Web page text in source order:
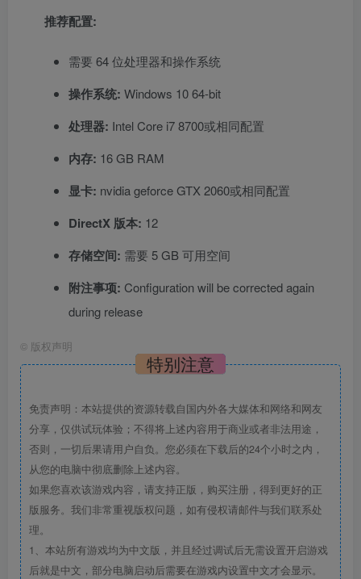
推荐配置:
需要 64 位处理器和操作系统
操作系统: Windows 10 64-bit
处理器: Intel Core i7 8700或相同配置
内存: 16 GB RAM
显卡: nvidia geforce GTX 2060或相同配置
DirectX 版本: 12
存储空间: 需要 5 GB 可用空间
附注事项: Configuration will be corrected again
during release
© 版权声明
特别注意
免责声明：本站提供的资源转载自国内外各大媒体和网络和网友
分享，仅供试玩体验；不得将上述内容用于商业或者非法用途，
否则，一切后果请用户自负。您必须在下载后的24个小时之内，
从您的电脑中彻底删除上述内容。
如果您喜欢该游戏内容，请支持正版，购买注册，得到更好的正
版服务。我们非常重视版权问题，如有侵权请邮件与我们联系处
理。
1、本站所有游戏均为中文版，并且经过调试后无需设置开启游戏
后就是中文，部分电脑启动后需要在游戏内设置中文才会显示。